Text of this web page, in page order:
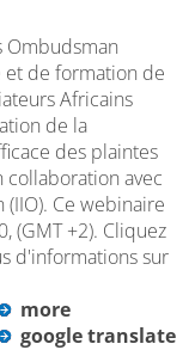
Ombudsman
et de formation de
Africains
de la
des plaintes
collaboration avec
Ce webinaire
(GMT +2). Cliquez
d'informations sur
more
google translate